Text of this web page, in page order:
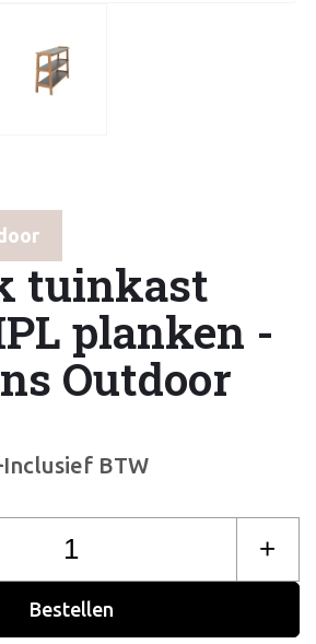
tuinkast
planken -
Outdoor
Inclusief BTW
+
Bestellen